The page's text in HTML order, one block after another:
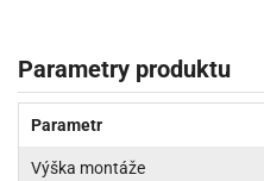
Parametry produktu
Parametr
Výška montáže